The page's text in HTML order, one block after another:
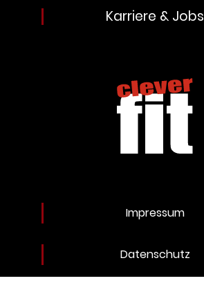
Karriere & Jobs
Impressum
Datenschutz